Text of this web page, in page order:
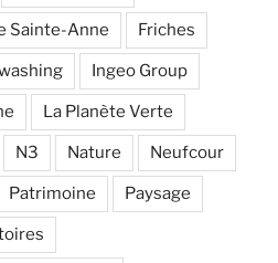
Sainte-Anne Friches
Ingeo Group
La Planète Verte
N3 Nature Neufcour
Patrimoine Paysage